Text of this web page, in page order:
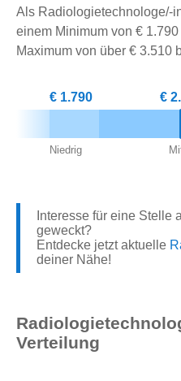
Als Radiologietechnologe/-
einem Minimum von €
Maximum von über € 3.510
€ 1.790
Niedrig
€
Interesse für eine
geweckt?
Entdecke jetzt aktuelle
deiner Nähe!
Verteilung